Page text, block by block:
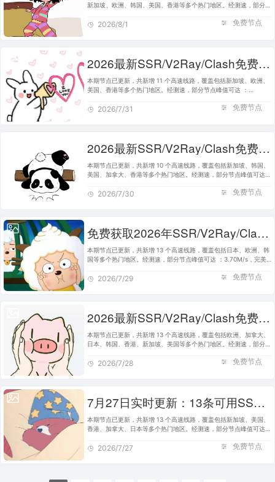
新加坡、欧洲、韩国、美国、香港等多个热门地区。经测速，部分节
户端使用。建议将本站加…
免费节点
2026/8/1
2026最新SSR/V2Ray/Clash免费节点 | 7月31日可用订阅
本期节点已更新，共新增 11 个高速线路，覆盖包括新加坡、欧洲、
美国、香港等多个热门地区。经测速，部分节点峰值可达 ：
将本站加入书签，便于日后快速…
免费节点
2026/7/31
2026最新SSR/V2Ray/Clash免费节点 | 7月30日可用订阅
本期节点已更新，共新增 10 个高速线路，覆盖包括新加坡、韩国、
美国、加拿大、香港等多个热门地区。经测速，部分节点峰值可达
议将本站加入书签，便于…
免费节点
2026/7/30
免费获取2026年SSR/V2Ray/Clash节点 | 7月29日可用
本期节点已更新，共新增 13 个高速线路，覆盖包括日本、欧洲、韩
国等多个热门地区。经测速，部分节点峰值可达 ：3.70M/s，完美
签，便于日后快速获取最新…
免费节点
2026/7/29
2026最新SSR/V2Ray/Clash免费节点 | 7月28日可用订阅
本期节点已更新，共新增 13 个高速线路，覆盖包括欧洲、加拿大、
日本、韩国、香港、新加坡、美国等多个热门地区。经测速，部分节
户端使用。建议将本站加…
免费节点
2026/7/28
7月27日实时更新：13条可用SSR/V2Ray/Clash节点
本期节点已更新，共新增 13 个高速线路，覆盖包括新加坡、美国、
香港、加拿大、日本等多个热门地区。经测速，部分节点峰值可达
议将本站加入书签，便于…
免费节点
2026/7/27